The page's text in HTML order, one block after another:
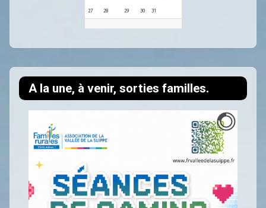
A la une, à venir, sorties familles.
27 28 29 30 31